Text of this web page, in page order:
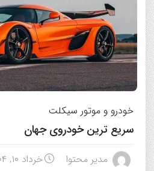
خودرو و موتور سیکلت
سریع ترین خودروی جهان
مدیر محتوا خرداد ۱۰, ۱۴۰۴